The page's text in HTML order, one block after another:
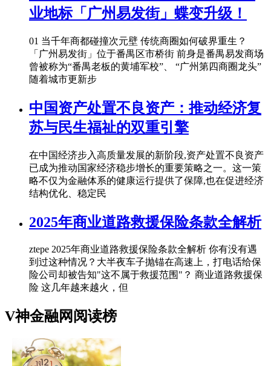
业地标「广州易发街」蝶变升级！
01 当千年商都碰撞次元壁 传统商圈如何破界重生？
「广州易发街」位于番禺区市桥街 前身是番禺易发商场
曾被称为“番禺老板的黄埔军校”、 “广州第四商圈龙头”
随着城市更新步
中国资产处置不良资产：推动经济复
苏与民生福祉的双重引擎
在中国经济步入高质量发展的新阶段,资产处置不良资产
已成为推动国家经济稳步增长的重要策略之一。这一策
略不仅为金融体系的健康运行提供了保障,也在促进经济
结构优化、稳定民
2025年商业道路救援保险条款全解析
ztepe 2025年商业道路救援保险条款全解析 你有没有遇
到过这种情况？大半夜车子抛锚在高速上，打电话给保
险公司却被告知"这不属于救援范围"？ 商业道路救援保
险 这几年越来越火，但
V神金融网阅读榜